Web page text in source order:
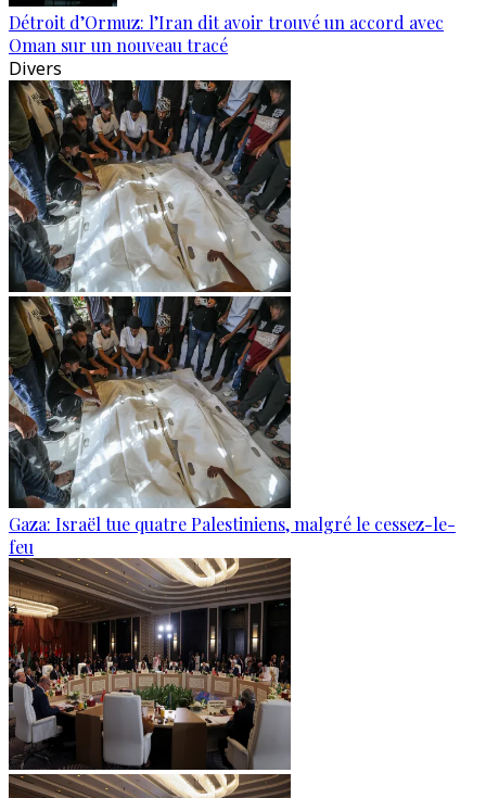
Détroit d’Ormuz: l’Iran dit avoir trouvé un accord avec
Oman sur un nouveau tracé
Divers
Gaza: Israël tue quatre Palestiniens, malgré le cessez-le-
feu